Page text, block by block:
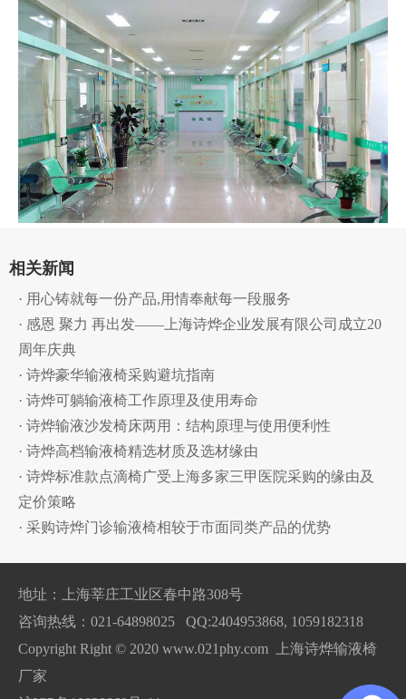
相关新闻
· 用心铸就每一份产品,用情奉献每一段服务
· 感恩 聚力 再出发——上海诗烨企业发展有限公司成立20
周年庆典
· 诗烨豪华输液椅采购避坑指南
· 诗烨可躺输液椅工作原理及使用寿命
· 诗烨输液沙发椅床两用：结构原理与使用便利性
· 诗烨高档输液椅精选材质及选材缘由
· 诗烨标准款点滴椅广受上海多家三甲医院采购的缘由及
定价策略
· 采购诗烨门诊输液椅相较于市面同类产品的优势
地址：上海莘庄工业区春中路308号
咨询热线：021-64898025 QQ:2404953868, 1059182318
Copyright Right © 2020 www.021phy.com 上海诗烨输液椅
厂家